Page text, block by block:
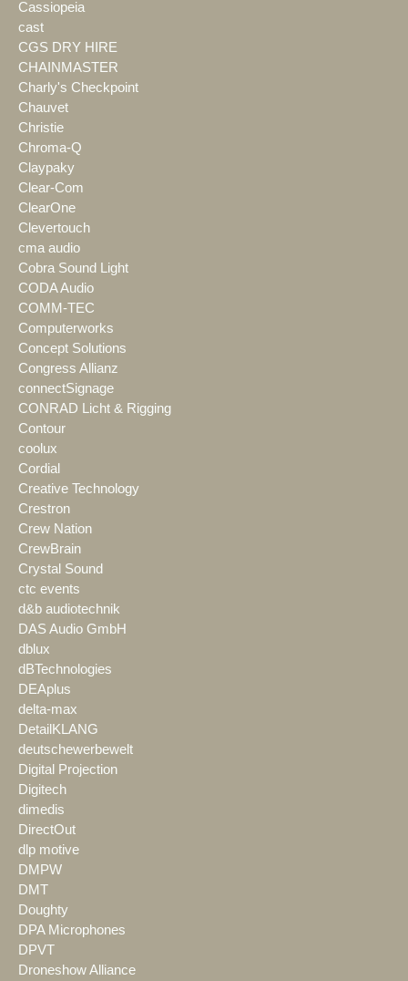
Cassiopeia
cast
CGS DRY HIRE
CHAINMASTER
Charly's Checkpoint
Chauvet
Christie
Chroma-Q
Claypaky
Clear-Com
ClearOne
Clevertouch
cma audio
Cobra Sound Light
CODA Audio
COMM-TEC
Computerworks
Concept Solutions
Congress Allianz
connectSignage
CONRAD Licht & Rigging
Contour
coolux
Cordial
Creative Technology
Crestron
Crew Nation
CrewBrain
Crystal Sound
ctc events
d&b audiotechnik
DAS Audio GmbH
dblux
dBTechnologies
DEAplus
delta-max
DetailKLANG
deutschewerbewelt
Digital Projection
Digitech
dimedis
DirectOut
dlp motive
DMPW
DMT
Doughty
DPA Microphones
DPVT
Droneshow Alliance